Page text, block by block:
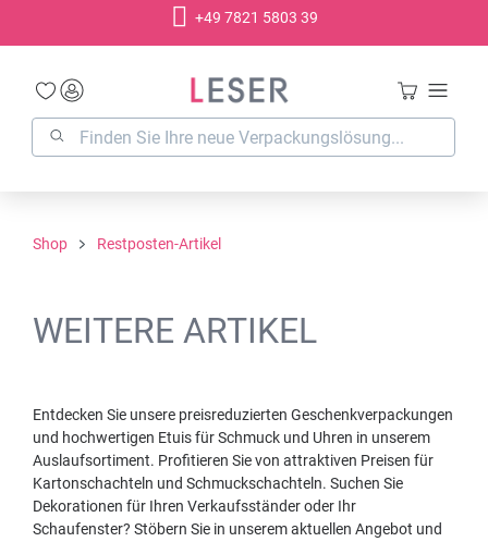
+49 7821 5803 39
Shop Restposten-Artikel
WEITERE ARTIKEL
Entdecken Sie unsere preisreduzierten Geschenkverpackungen
und hochwertigen Etuis für Schmuck und Uhren in unserem
Auslaufsortiment. Profitieren Sie von attraktiven Preisen für
Kartonschachteln und Schmuckschachteln. Suchen Sie
Dekorationen für Ihren Verkaufsständer oder Ihr
Schaufenster? Stöbern Sie in unserem aktuellen Angebot und